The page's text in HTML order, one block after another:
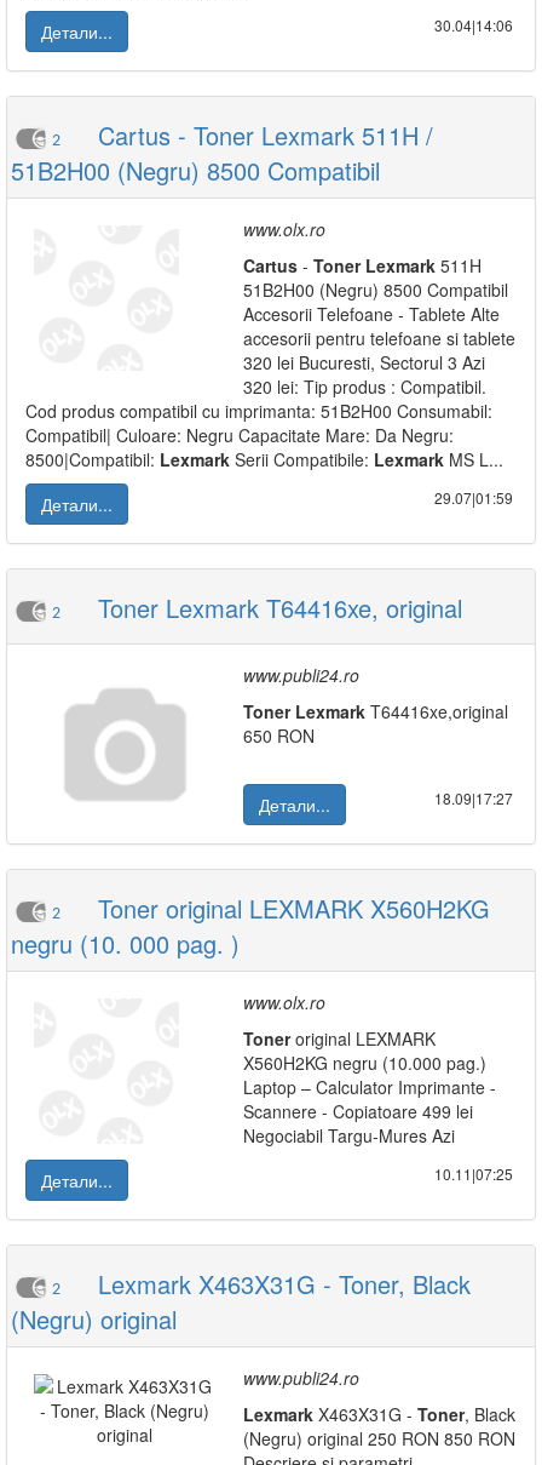
Детали...
30.04|14:06
2
Cartus - Toner Lexmark 511H /
51B2H00 (Negru) 8500 Compatibil
www.olx.ro
Cartus - Toner Lexmark 511H
51B2H00 (Negru) 8500 Compatibil
Accesorii Telefoane - Tablete Alte
accesorii pentru telefoane si tablete
320 lei Bucuresti, Sectorul 3 Azi
320 lei: Tip produs : Compatibil.
Cod produs compatibil cu imprimanta: 51B2H00 Consumabil:
Compatibil| Culoare: Negru Capacitate Mare: Da Negru:
8500|Compatibil: Lexmark Serii Compatibile: Lexmark MS L...
Детали...
29.07|01:59
2 Toner Lexmark T64416xe, original
www.publi24.ro
Toner Lexmark T64416xe,original
650 RON
Детали... 18.09|17:27
2
Toner original LEXMARK X560H2KG
negru (10. 000 pag. )
www.olx.ro
Toneroriginal LEXMARK
X560H2KG negru (10.000 pag.)
Laptop – Calculator Imprimante -
Scannere - Copiatoare 499 lei
Negociabil Targu-Mures Azi
Детали...
10.11|07:25
2
Lexmark X463X31G - Toner, Black
(Negru) original
www.publi24.ro
Lexmark X463X31G - Toner, Black
(Negru) original 250 RON 850 RON